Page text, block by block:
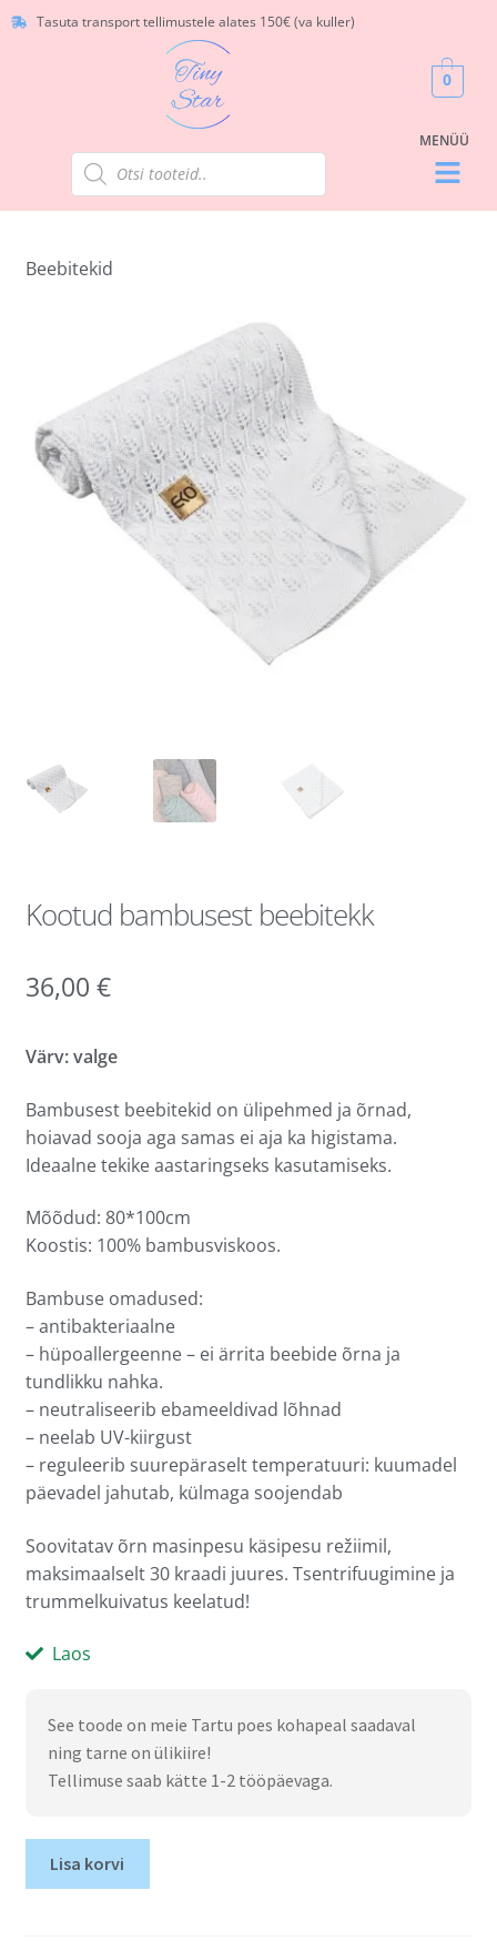
Tasuta transport tellimustele alates 150€ (va kuller)
0
Beebitekid
Kootud bambusest beebitekk
36,00 €
Värv: valge
Bambusest beebitekid on ülipehmed ja õrnad,
hoiavad sooja aga samas ei aja ka higistama.
Ideaalne tekike aastaringseks kasutamiseks.
Mõõdud: 80*100cm
Koostis: 100% bambusviskoos.
Bambuse omadused:
– antibakteriaalne
– hüpoallergeenne – ei ärrita beebide õrna ja
tundlikku nahka.
– neutraliseerib ebameeldivad lõhnad
– neelab UV-kiirgust
– reguleerib suurepäraselt temperatuuri: kuumadel
päevadel jahutab, külmaga soojendab
Soovitatav õrn masinpesu käsipesu režiimil,
maksimaalselt 30 kraadi juures. Tsentrifuugimine ja
trummelkuivatus keelatud!
Laos
See toode on meie Tartu poes kohapeal saadaval
ning tarne on ülikiire!
Tellimuse saab kätte 1-2 tööpäevaga.
Lisa korvi